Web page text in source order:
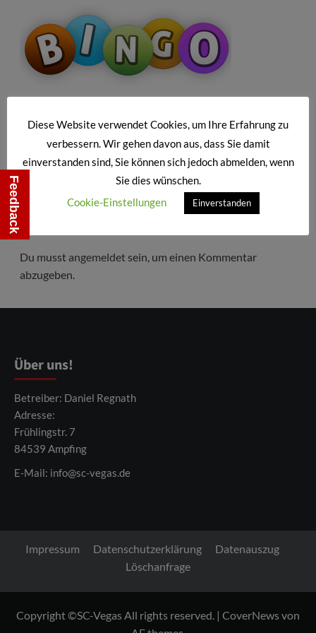
Du musst angemeldetsein, um einen Kommentar
abzugeben.
Über uns!
Betreiber: Daniel Regnath
Adresse:
Frühlingstr. 7
84539 Ampfing
E-Mail: info@sc-vegas.de
Impressum Datenschutzerklärung
Datenauszug
Löschanfrage
Copyright ©SC-Vegas All rights reserved. | CoverNewsvon
Diese Website verwendet Cookies, um Ihre Erfahrung zu
verbessern. Wir gehen davon aus, dass Sie damit
einverstanden sind, Sie können sich jedoch abmelden, wenn
Sie dies wünschen.
Cookie-Einstellungen
Einverstanden
Feedback